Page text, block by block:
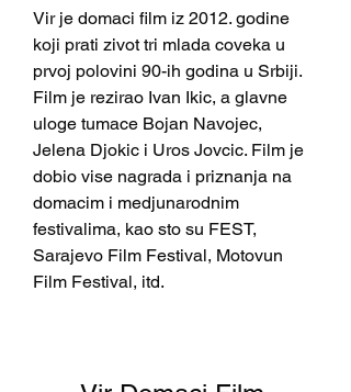
Vir je domaci film iz 2012. godine
koji prati zivot tri mlada coveka u
prvoj polovini 90-ih godina u Srbiji.
Film je rezirao Ivan Ikic, a glavne
uloge tumace Bojan Navojec,
Jelena Djokic i Uros Jovcic. Film je
dobio vise nagrada i priznanja na
domacim i medjunarodnim
festivalima, kao sto su FEST,
Sarajevo Film Festival, Motovun
Film Festival, itd.